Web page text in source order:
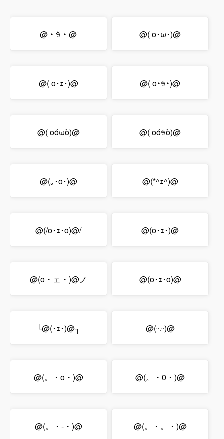
@・ꈊ・@ @( o･ω･)@
@( o･ｪ･)@ @( o･ꎴ･)@
@( oóωò)@ @( oóꎴò)@
@(｡･o･)@ @(*^ｪ^)@
@(/o･ｪ･o)@/ @(o･ｪ･)@
@(o・ェ・)@ノ @(o･ｪ･o)@
└@(･ｪ･)@┐ @(ᵕ.ᵕ)@
@(。・o・)@ @(。・0・)@
@(。・-・)@ @(。・。・)@